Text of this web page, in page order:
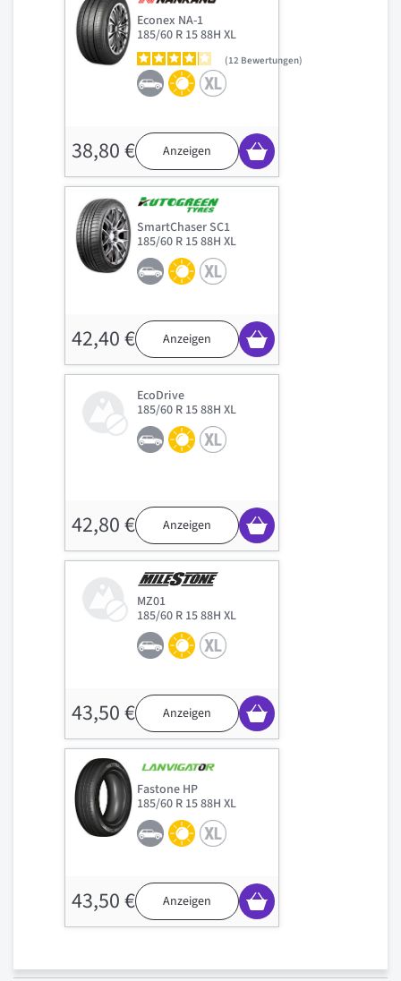
Econex NA-1
185/60 R 15 88H XL
12 Bewertungen
38,80 € Anzeigen
SmartChaser SC1
185/60 R 15 88H XL
42,40 € Anzeigen
EcoDrive
185/60 R 15 88H XL
42,80 € Anzeigen
MZ01
185/60 R 15 88H XL
43,50 € Anzeigen
Fastone HP
185/60 R 15 88H XL
43,50 € Anzeigen